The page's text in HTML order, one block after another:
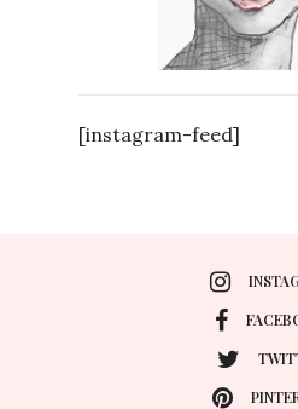
[instagram-feed]